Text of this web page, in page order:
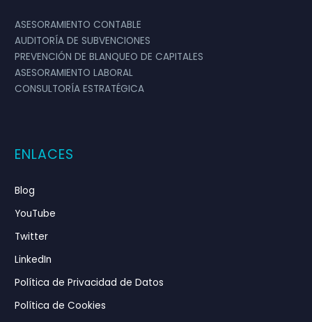
ASESORAMIENTO CONTABLE
AUDITORÍA DE SUBVENCIONES
PREVENCIÓN DE BLANQUEO DE CAPITALES
ASESORAMIENTO LABORAL
CONSULTORÍA ESTRATÉGICA
ENLACES
Blog
YouTube
Twitter
LinkedIn
Política de Privacidad de Datos
Política de Cookies